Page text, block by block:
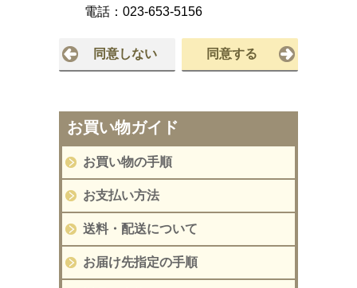
電話： 023-653-5156
同意しない 同意する
お買い物ガイド
お買い物の手順
お支払い方法
送料・配送について
お届け先指定の手順